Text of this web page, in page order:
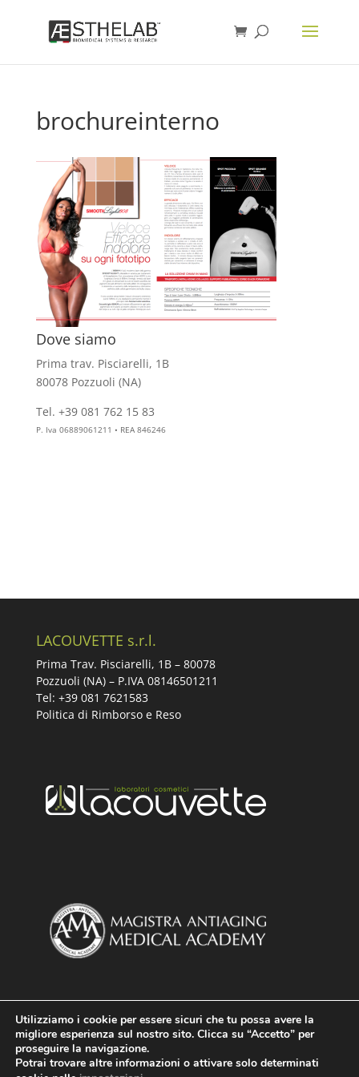
brochureinterno
Dove siamo
Prima trav. Pisciarelli, 1B
80078 Pozzuoli (NA)
Tel. +39 081 762 15 83
P. Iva 06889061211 • REA 846246
LACOUVETTE s.r.l.
Prima Trav. Pisciarelli, 1B – 80078
Pozzuoli (NA) – P.IVA 08146501211
Tel: +39 081 7621583
Politica di Rimborso e Reso
Utilizziamo i cookie per essere sicuri che tu possa avere la
migliore esperienza sul nostro sito. Clicca su “Accetto” per
proseguire la navigazione.
Potrai trovare altre informazioni o attivare solo determinati